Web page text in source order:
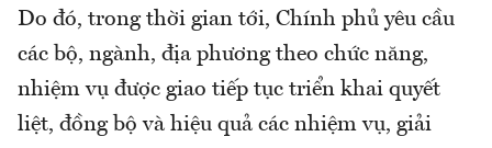
Do đó, trong thời gian tới, Chính phủ yêu cầu
các bộ, ngành, địa phương theo chức năng,
nhiệm vụ được giao tiếp tục triển khai quyết
liệt, đồng bộ và hiệu quả các nhiệm vụ, giải